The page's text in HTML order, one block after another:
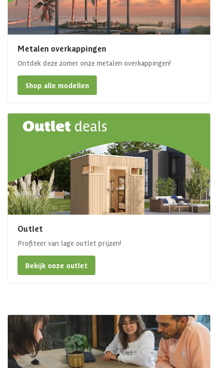
Metalen overkappingen
Ontdek deze zomer onze metalen overkappingen!
Shop alle modellen
Outlet
Profiteer van lage outlet prijzen!
Bekijk onze outlet